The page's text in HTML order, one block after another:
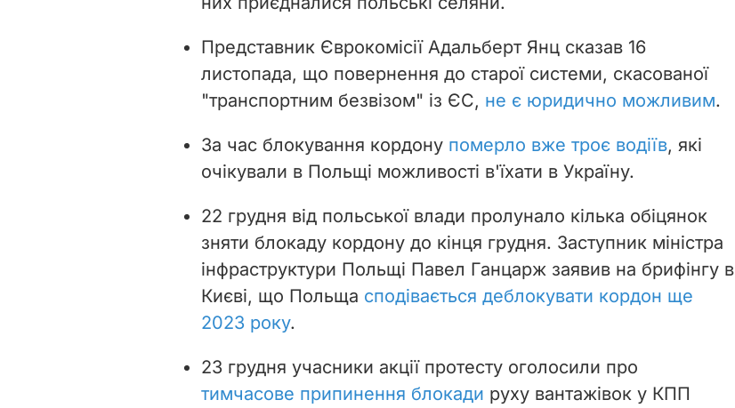
Представник Єврокомісії Адальберт Янц сказав 16
листопада, що повернення до старої системи, скасованої
"транспортним безвізом" із ЄС, не є юридично можливим.
За час блокування кордону померло вже троє водіїв, які
очікували в Польщі можливості в'їхати в Україну.
22 грудня від польської влади пролунало кілька обіцянок
зняти блокаду кордону до кінця грудня. Заступник міністра
інфраструктури Польщі Павел Ганцарж заявив на брифінгу в
Києві, що Польща сподівається деблокувати кордон ще
2023 року.
23 грудня учасники акції протесту оголосили про
тимчасове припинення блокади руху вантажівок у КПП